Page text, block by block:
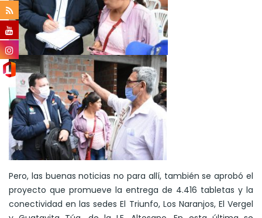
Pero, las buenas noticias no para allí, también se aprobó el
proyecto que promueve la entrega de 4.416 tabletas y la
conectividad en las sedes El Triunfo, Los Naranjos, El Vergel